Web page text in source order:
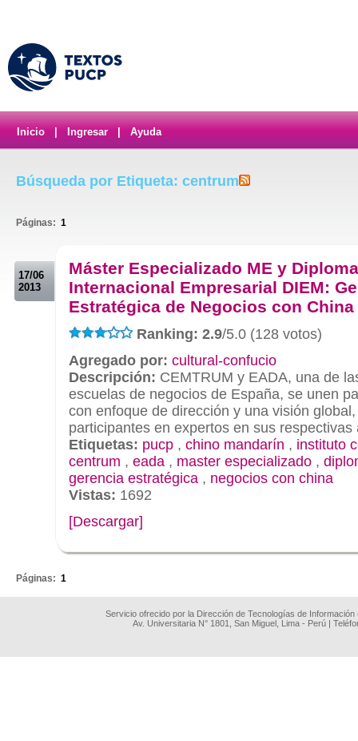
Inicio Ingresar Ayuda
Búsqueda por Etiqueta: centrum
Páginas: 1
17/06
2013
Máster Especializado ME y
Internacional Empresarial DIEM:
Estratégica de Negocios con China
Ranking: 2.9/5.0 (128 votos)
Agregado por: cultural-confucio
Descripción: CEMTRUM y EADA, una de
escuelas de negocios de España, se unen
con enfoque de dirección y una visión
participantes en expertos en sus respectivas
Etiquetas: pucp , chino mandarín , instituto
centrum , eada , master especializado ,
gerencia estratégica , negocios con china
Vistas: 1692
[Descargar]
Páginas: 1
Servicio ofrecido por la Dirección de Tecnologías de
Av. Universitaria N° 1801, San Miguel, Lima - Perú |